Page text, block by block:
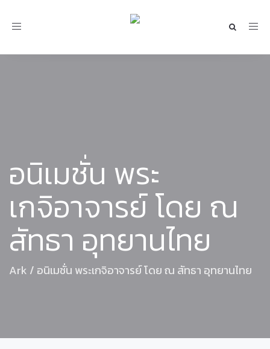
Toggle
อนิเมชั่น พระ
เกจิอาจารย์ โดย ณ
สัทธา อุทยานไทย
Ark / อนิเมชั่น พระเกจิอาจารย์ โดย ณ สัทธา อุทยานไทย